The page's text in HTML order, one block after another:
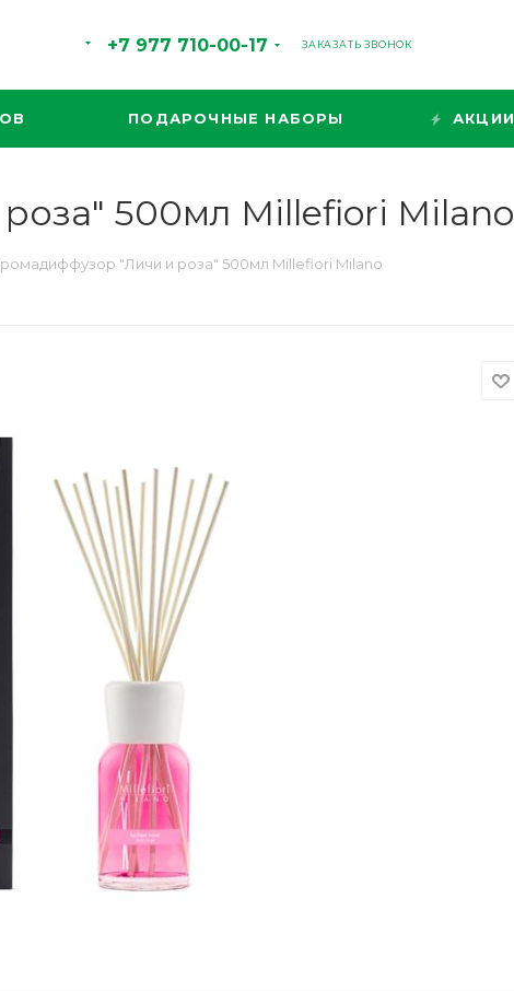
+7 977 710-00-17 ЗАКАЗАТЬ ЗВОНОК
ПОДАРОЧНЫЕ НАБОРЫ АКЦИИ
500мл Millefiori Milano
"Личи и роза" 500мл Millefiori Milano